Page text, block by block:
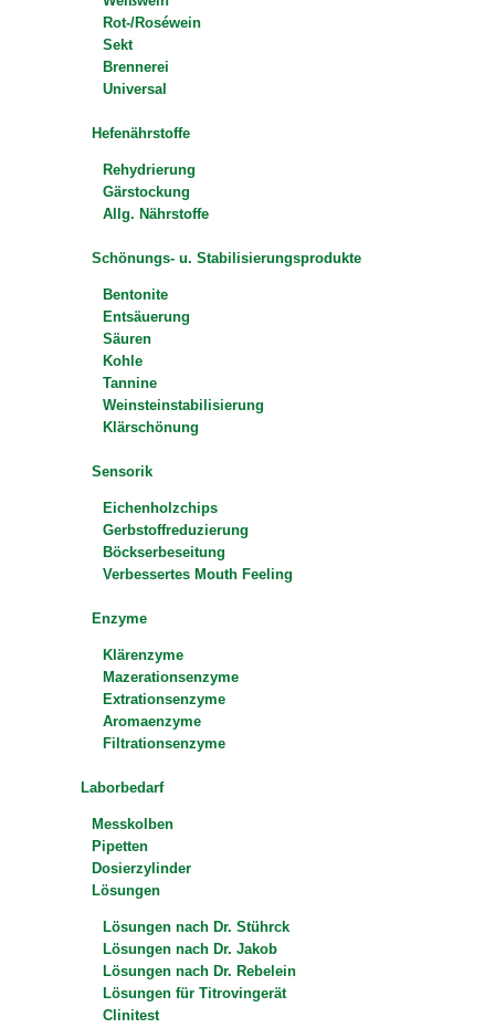
Rot-/Roséwein
Sekt
Brennerei
Universal
Hefenährstoffe
Rehydrierung
Gärstockung
Allg. Nährstoffe
Schönungs- u. Stabilisierungsprodukte
Bentonite
Entsäuerung
Säuren
Kohle
Tannine
Weinsteinstabilisierung
Klärschönung
Sensorik
Eichenholzchips
Gerbstoffreduzierung
Böckserbeseitung
Verbessertes Mouth Feeling
Enzyme
Klärenzyme
Mazerationsenzyme
Extrationsenzyme
Aromaenzyme
Filtrationsenzyme
Laborbedarf
Messkolben
Pipetten
Dosierzylinder
Lösungen
Lösungen nach Dr. Stührck
Lösungen nach Dr. Jakob
Lösungen nach Dr. Rebelein
Lösungen für Titrovingerät
Clinitest